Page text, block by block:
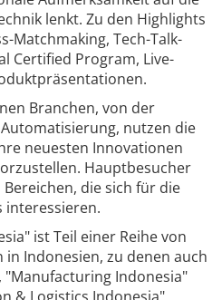
lenkt. Zu den Highlights
Matchmaking, Tech-Talk-
Certified Program, Live-
Branchen, von der
nutzen die
neuesten Innovationen
Hauptbesucher
die sich für die
interessieren.
ist Teil einer Reihe von
Indonesien, zu denen auch
"Manufacturing Indonesia"